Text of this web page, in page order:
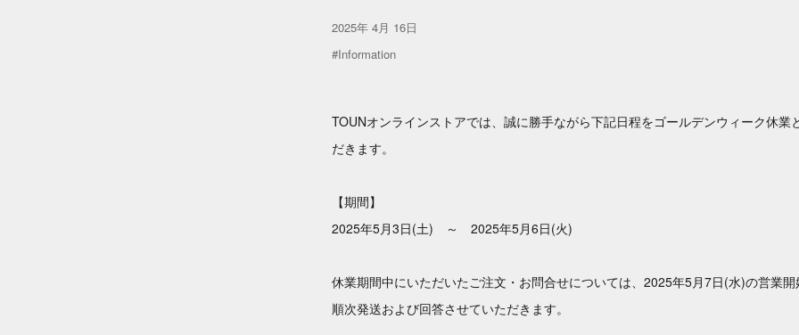
2025年 4月 16日
#Information
TOUNオンラインストアでは、誠に勝手ながら下記日程をゴールデンウィーク休業
だきます。
【期間】
2025年5月3日(土) ～ 2025年5月6日(火)
休業期間中にいただいたご注文・お問合せについては、2025年5月7日(水)の営業開
順次発送および回答させていただきます。